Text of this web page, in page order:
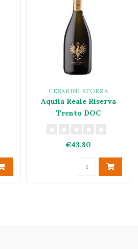
CESARINI SFORZA
Aquila Reale Riserva
Trento DOC
€43,80